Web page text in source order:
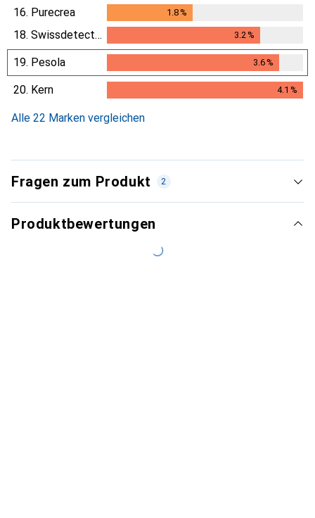
16. Purecrea 1.8%
18. Swissdetector 3.2 %
19. Pesola 3.6%
3.6%
20. Kern 4.1 %
Alle 22 Marken vergleichen
Fragen zum Produkt 2
Produktbewertungen